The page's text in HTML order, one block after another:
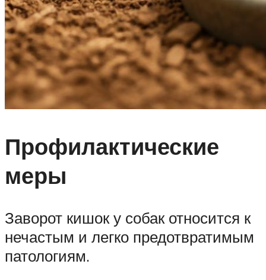
Профилактические
меры
Заворот кишок у собак относится к
нечастым и легко предотвратимым
патологиям.